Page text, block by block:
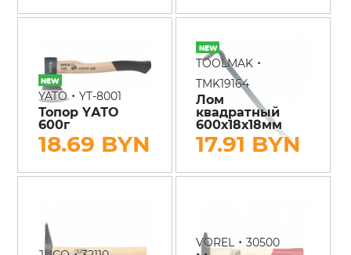
YATO• YT-8001
Топор YАТО
600г
18.69 BYN
TOOLMAK •
TMK19164
Лом
квадратный
600х18х18мм
17.91 BYN
VOREL •30500